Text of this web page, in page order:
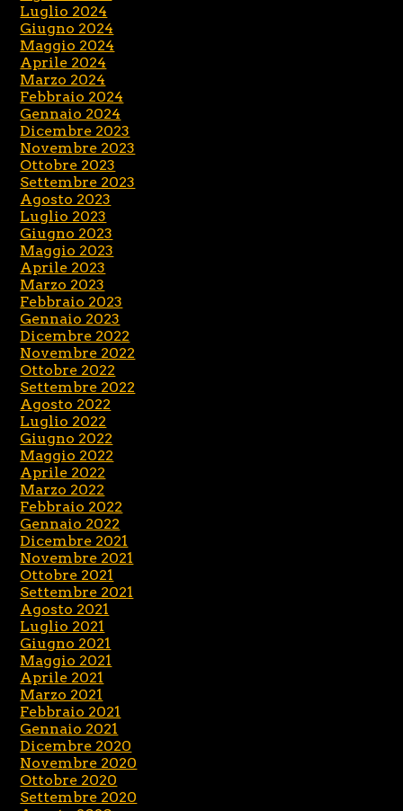
Luglio 2024
Giugno 2024
Maggio 2024
Aprile 2024
Marzo 2024
Febbraio 2024
Gennaio 2024
Dicembre 2023
Novembre 2023
Ottobre 2023
Settembre 2023
Agosto 2023
Luglio 2023
Giugno 2023
Maggio 2023
Aprile 2023
Marzo 2023
Febbraio 2023
Gennaio 2023
Dicembre 2022
Novembre 2022
Ottobre 2022
Settembre 2022
Agosto 2022
Luglio 2022
Giugno 2022
Maggio 2022
Aprile 2022
Marzo 2022
Febbraio 2022
Gennaio 2022
Dicembre 2021
Novembre 2021
Ottobre 2021
Settembre 2021
Agosto 2021
Luglio 2021
Giugno 2021
Maggio 2021
Aprile 2021
Marzo 2021
Febbraio 2021
Gennaio 2021
Dicembre 2020
Novembre 2020
Ottobre 2020
Settembre 2020